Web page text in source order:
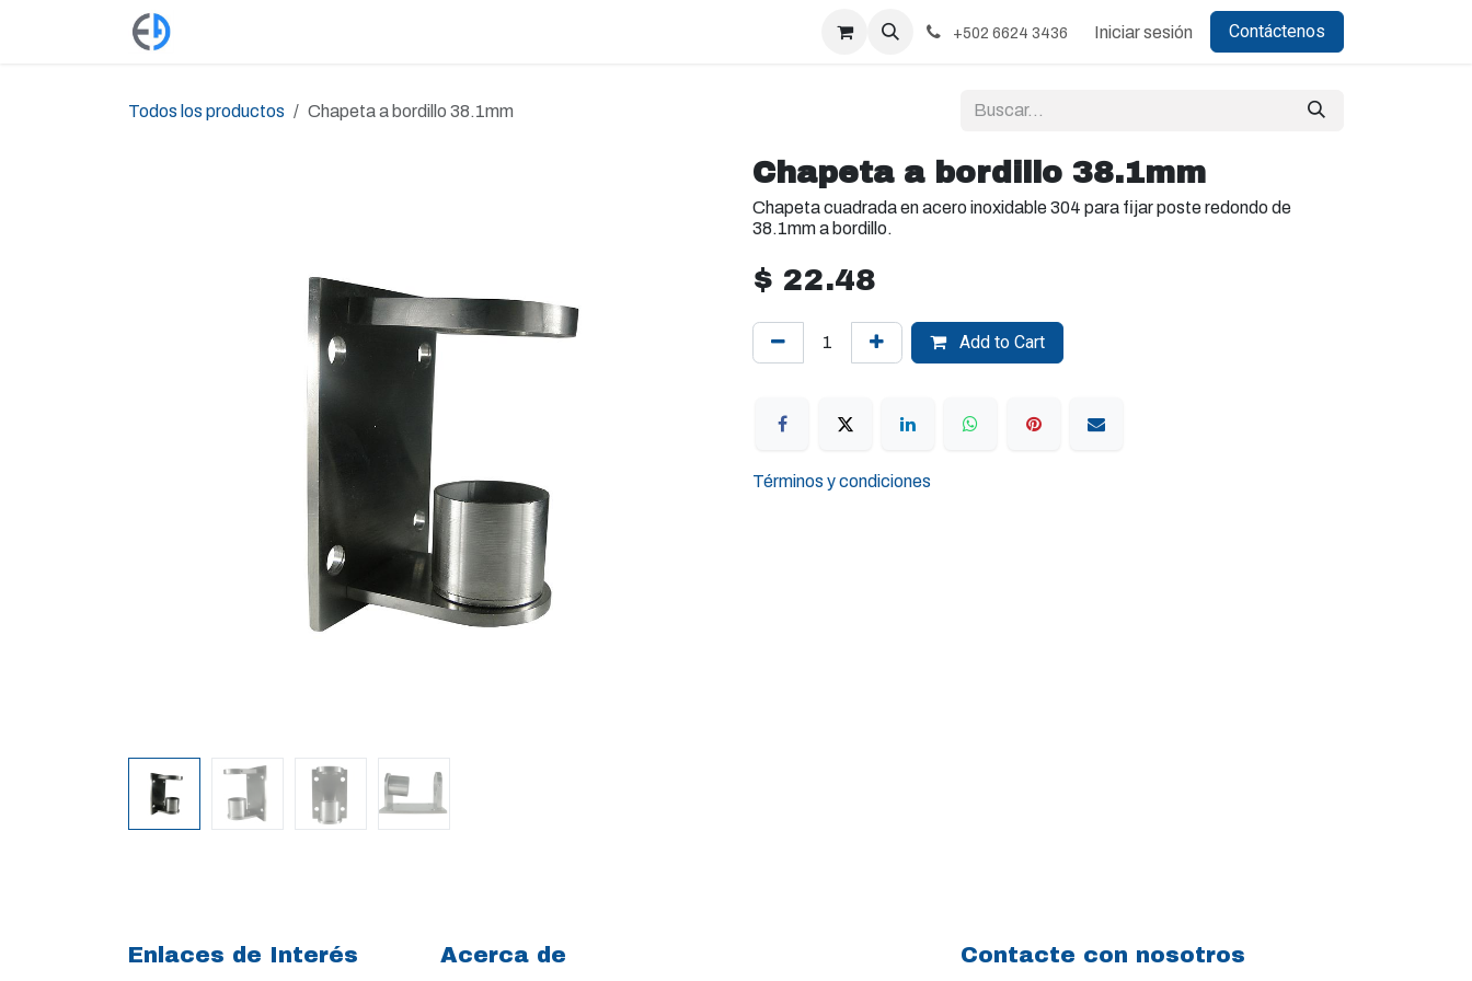
+502 6624 3436 Iniciar sesión Contáctenos
Todos los productos Chapeta a bordillo 38.1mm
Chapeta a bordillo 38.1mm
Chapeta cuadrada en acero inoxidable 304 para fijar poste redondo de
38.1mm a bordillo.
$ 22.48
Add to Cart
Términos y condiciones
Enlaces de Interés Acerca de Contacte con nosotros